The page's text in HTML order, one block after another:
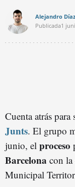
Alejandro Díaz
Publicada1
Cuenta atrás para
Junts. El grupo
junio, el proceso
Barcelona con
Municipal